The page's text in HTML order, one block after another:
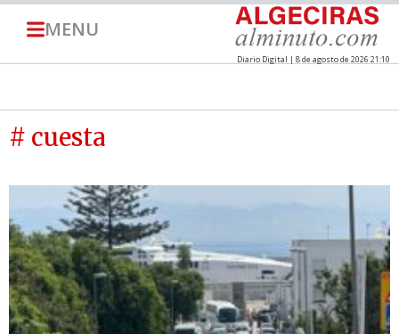
MENU
Diario Digital | 8 de agosto de 2026 21:10
# cuesta